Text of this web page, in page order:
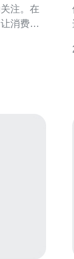
注。在
消费者
和预算